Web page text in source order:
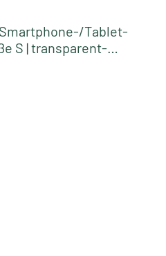
Tablet-
S | transparent-